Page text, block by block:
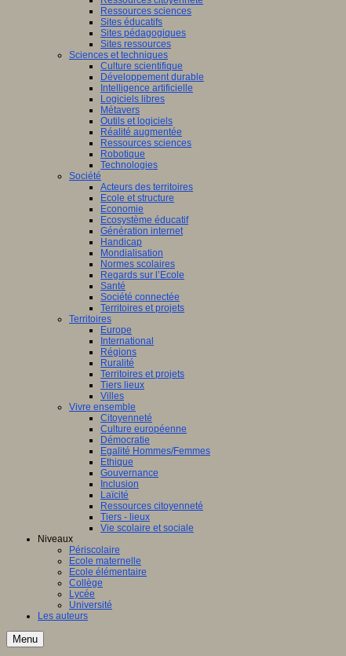
Ressources sciences
Sites éducatifs
Sites pédagogiques
Sites ressources
Sciences et techniques
Culture scientifique
Développement durable
Intelligence artificielle
Logiciels libres
Métavers
Outils et logiciels
Réalité augmentée
Ressources sciences
Robotique
Technologies
Société
Acteurs des territoires
Ecole et structure
Economie
Ecosystème éducatif
Génération internet
Handicap
Mondialisation
Normes scolaires
Regards sur l’Ecole
Santé
Société connectée
Territoires et projets
Territoires
Europe
International
Régions
Ruralité
Territoires et projets
Tiers lieux
Villes
Vivre ensemble
Citoyenneté
Culture européenne
Démocratie
Egalité Hommes/Femmes
Ethique
Gouvernance
Inclusion
Laïcité
Ressources citoyenneté
Tiers - lieux
Vie scolaire et sociale
Niveaux
Périscolaire
Ecole maternelle
Ecole élémentaire
Collège
Lycée
Université
Les auteurs
Menu